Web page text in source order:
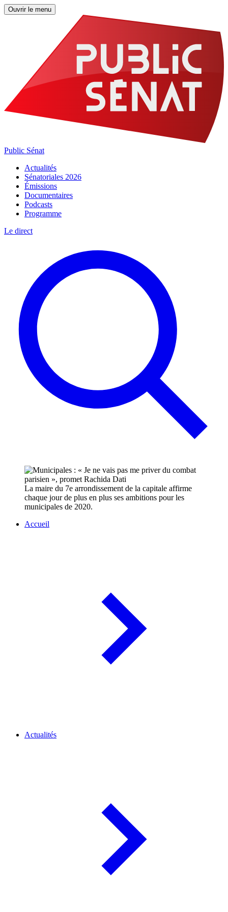
Ouvrir le menu
Public Sénat
Actualités
Sénatoriales 2026
Émissions
Documentaires
Podcasts
Programme
Le direct
La maire du 7e arrondissement de la capitale affirme
chaque jour de plus en plus ses ambitions pour les
municipales de 2020.
Accueil
Actualités